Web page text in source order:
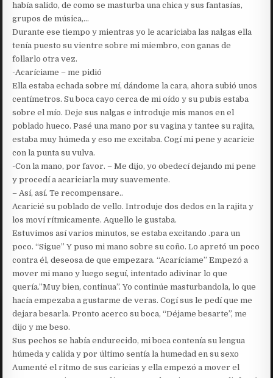
había salido, de como se masturba una chica y sus fantasías,
grupos de música,…
Durante ese tiempo y mientras yo le acariciaba las nalgas ella
tenía puesto su vientre sobre mi miembro, con ganas de
follarlo otra vez.
-Acaríciame – me pidió
Ella estaba echada sobre mí, dándome la cara, ahora subió unos
centímetros. Su boca cayo cerca de mi oído y su pubis estaba
sobre el mío. Deje sus nalgas e introduje mis manos en el
poblado hueco. Pasé una mano por su vagina y tantee su rajita,
estaba muy húmeda y eso me excitaba. Cogí mi pene y acaricie
con la punta su vulva.
-Con la mano, por favor. – Me dijo, yo obedecí dejando mi pene
y procedí a acariciarla muy suavemente.
– Así, así. Te recompensare..
Acaricié su poblado de vello. Introduje dos dedos en la rajita y
los moví rítmicamente. Aquello le gustaba.
Estuvimos así varios minutos, se estaba excitando .para un
poco. “Sigue” Y puso mi mano sobre su coño. Lo apretó un poco
contra él, deseosa de que empezara. “Acaríciame” Empezó a
mover mi mano y luego seguí, intentado adivinar lo que
quería.”Muy bien, continua”. Yo continúe masturbandola, lo que
hacía empezaba a gustarme de veras. Cogí sus le pedí que me
dejara besarla. Pronto acerco su boca, “Déjame besarte”, me
dijo y me beso.
Sus pechos se había endurecido, mi boca contenía su lengua
húmeda y calida y por último sentía la humedad en su sexo
Aumenté el ritmo de sus caricias y ella empezó a mover el